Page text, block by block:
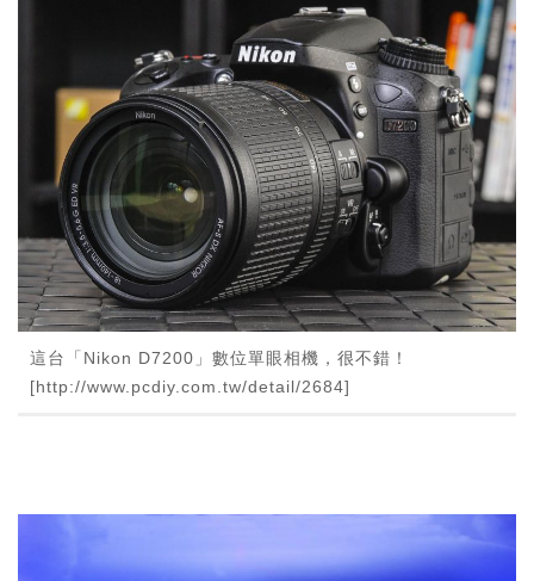
這台「Nikon D7200」數位單眼相機，很不錯！
[http://www.pcdiy.com.tw/detail/2684]